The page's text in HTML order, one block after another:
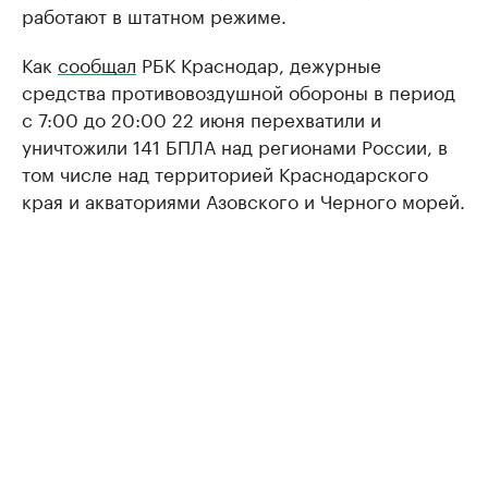
работают в штатном режиме.
Как сообщал РБК Краснодар, дежурные
средства противовоздушной обороны в период
с 7:00 до 20:00 22 июня перехватили и
уничтожили 141 БПЛА над регионами России, в
том числе над территорией Краснодарского
края и акваториями Азовского и Черного морей.